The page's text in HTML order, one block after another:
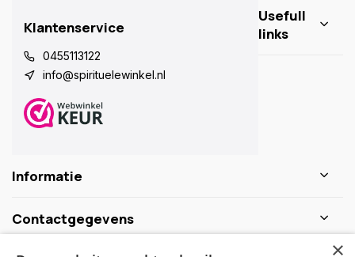
Klantenservice
0455113122
info@spirituelewinkel.nl
Usefull
links
Informatie
Contactgegevens
×